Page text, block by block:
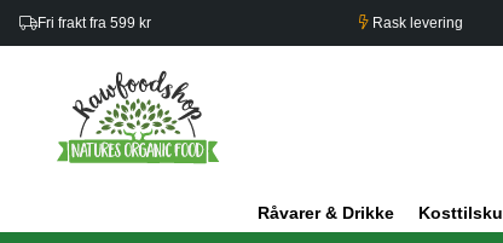
Fri frakt fra 599 kr Rask levering
Råvarer & Drikke